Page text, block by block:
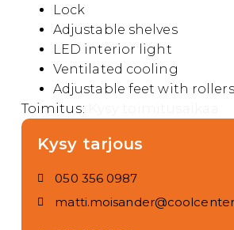
Lock
Adjustable shelves
LED interior light
Ventilated cooling
Adjustable feet with
Toimitus:
Kysy tarjous
050 356 0987